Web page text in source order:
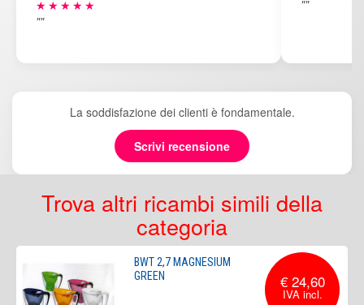
★★★★★
""
""
La soddisfazione dei clienti è fondamentale.
Scrivi recensione
Trova altri ricambi simili della
categoria
BWT 2,7 MAGNESIUM
GREEN
€ 24,60